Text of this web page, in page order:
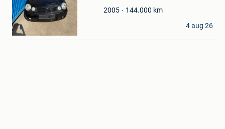
Favorieten
2005 144.000 km
Abdulqader Safaa
Lier
4 aug 26